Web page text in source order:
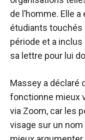
de l’homme. Elle
étudiants touchés
période et a
sa lettre pour lui
Massey a déclaré
fonctionne mieux
via Zoom, car les
visage sur un